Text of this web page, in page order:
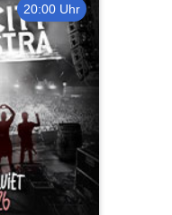
20:00 Uhr